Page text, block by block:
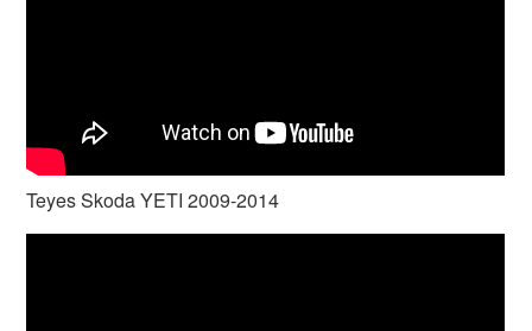
Teyes Skoda YETI 2009-2014